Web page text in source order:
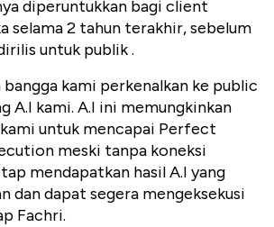
diperuntukkan bagi client
selama 2 tahun terakhir, sebelum
untuk publik .
kami perkenalkan ke public
A.I kami. A.I ini memungkinkan
untuk mencapai Perfect
meski tanpa koneksi
mendapatkan hasil A.I yang
dan dapat segera mengeksekusi
Fachri.